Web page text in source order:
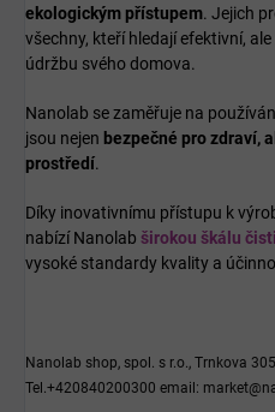
ekologickým přístupem. Jejich
všechny, kteří hledají efektivní,
údržbu svého domova.
Nanolab se zaměřuje na
jsou nejen bezpečné pro zdraví,
prostředí.
Díky inovativnímu přístupu k
nabízí Nanolab širokou škálu
vysoké standardy kvality a
Nanolab shop, spol. s r.o., Trnkova
Tel.+420840200300 email: